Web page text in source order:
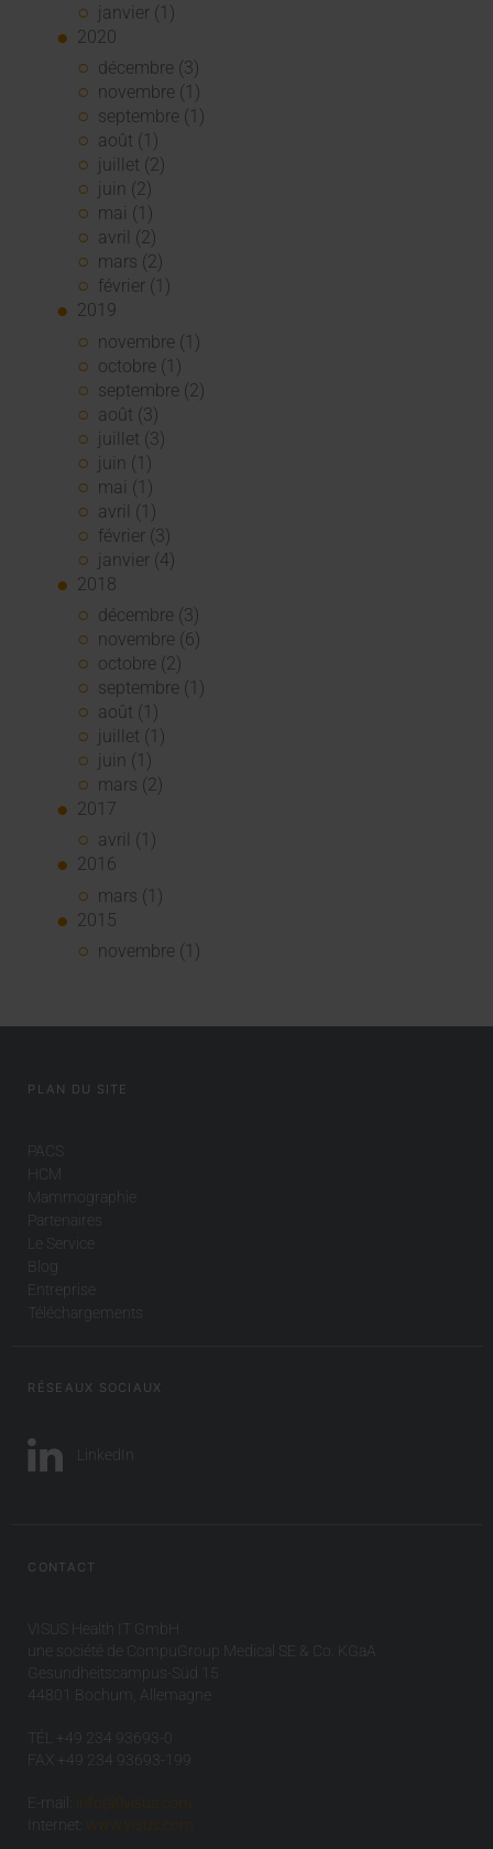
janvier (1)
2020
décembre (3)
novembre (1)
septembre (1)
août (1)
juillet (2)
juin (2)
mai (1)
avril (2)
mars (2)
février (1)
2019
novembre (1)
octobre (1)
septembre (2)
août (3)
juillet (3)
juin (1)
mai (1)
avril (1)
février (3)
janvier (4)
2018
décembre (3)
novembre (6)
octobre (2)
septembre (1)
août (1)
juillet (1)
juin (1)
mars (2)
2017
avril (1)
2016
mars (1)
2015
novembre (1)
PLAN DU SITE
PACS
HCM
Mammographie
Partenaires
Le Service
Blog
Entreprise
Téléchargements
RÉSEAUX SOCIAUX
LinkedIn
CONTACT
VISUS Health IT GmbH
une société de CompuGroup Medical SE & Co. KGaA
Gesundheitscampus-Süd 15
44801 Bochum, Allemagne
TÉL +49 234 93693-0
FAX +49 234 93693-199
E-mail:
info(at)visus.com
Internet:
www.visus.com